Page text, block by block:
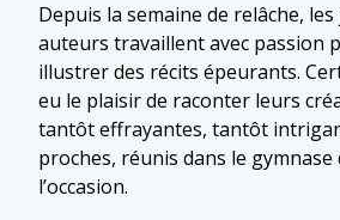
Depuis la semaine de relâche,
auteurs travaillent avec passion
illustrer des récits épeurants.
eu le plaisir de raconter leurs
tantôt effrayantes, tantôt
proches, réunis dans le gymnase
l’occasion.